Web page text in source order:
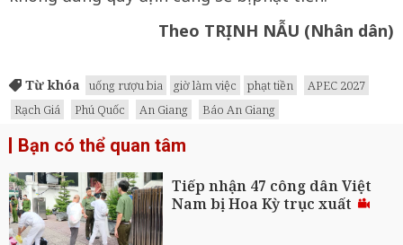
Theo TRỊNH NẪU (Nhân dân)
Từ khóa uống rượu bia giờ làm việc phạt tiền
APEC 2027
Rạch Giá
Phú Quốc An Giang Báo An Giang
Bạn có thể quan tâm
Tiếp nhận 47 công dân Việt
Nam bị Hoa Kỳ trục xuất